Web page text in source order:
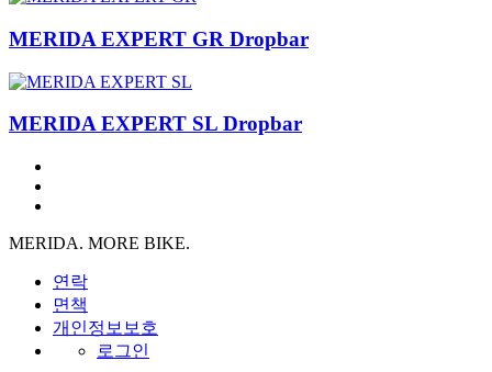
MERIDA EXPERT GR Dropbar
MERIDA EXPERT SL Dropbar
MERIDA. MORE BIKE.
연락
면책
개인정보보호
로그인